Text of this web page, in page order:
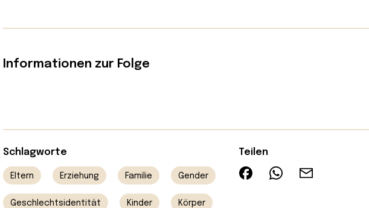
Informationen zur Folge
Schlagworte
Eltern Erziehung Familie Gender
Geschlechtsidentität Kinder Körper
Teilen